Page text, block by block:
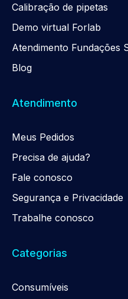
Calibração de pipetas
Demo virtual Forlab
Atendimento Fundações
Blog
Atendimento
Meus Pedidos
Precisa de ajuda?
Fale conosco
Segurança e Privacidade
Trabalhe conosco
Categorias
Consumíveis